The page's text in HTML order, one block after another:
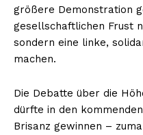
größere Demonstration
gesellschaftlichen Frust
sondern eine linke,
machen.
Die Debatte über die
dürfte in den
Brisanz gewinnen –